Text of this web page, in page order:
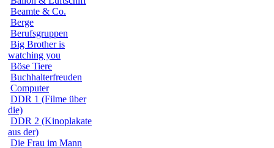
Beamte & Co.
Berge
Berufsgruppen
Big Brother is
watching you
Böse Tiere
Buchhalterfreuden
Computer
DDR 1 (Filme über
die)
DDR 2 (Kinoplakate
aus der)
Die Frau im Mann